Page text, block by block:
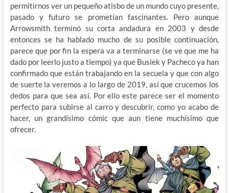
permitirnos ver un pequeño atisbo de un mundo cuyo presente,
pasado y futuro se prometían fascinantes. Pero aunque
Arrowsmith terminó su corta andadura en 2003 y desde
entonces se ha hablado mucho de su posible continuación,
parece que por fin la espera va a terminarse (se ve que me ha
dado por leerlo justo a tiempo) ya que Busiek y Pacheco ya han
confirmado que están trabajando en la secuela y que con algo
de suerte la veremos a lo largo de 2019, así que crucemos los
dedos para que sea así. Por ello este parece ser el momento
perfecto para subirse al carro y descubrir, como yo acabo de
hacer, un grandísimo cómic que aun tiene muchísimo que
ofrecer.